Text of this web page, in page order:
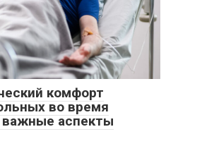
комфорт
во время
важные аспекты